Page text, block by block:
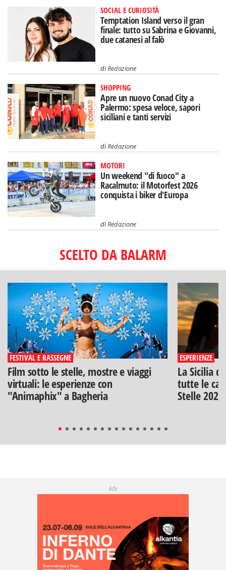
SOCIAL E CURIOSITÀ
Temptation Island verso il gran
finale: tutto su Sabrina e Giovanni,
due catanesi al falò
diRedazione
SHOPPING
Apre un nuovo Conad City a
Palermo: spesa veloce, sapori
siciliani e tanti servizi
diRedazione
MOTORI
Un weekend "di fuoco" a
Racalmuto: il Motorfest 2026
conquista i biker d'Europa
diRedazione
SCELTO DA BALARM
FESTIVAL E RASSEGNE
Film sotto le stelle, mostre e viaggi
virtuali: le esperienze con
"Animaphix" a Bagheria
ESPERIENZE
La Sicilia
tutte le
Stelle
Adv